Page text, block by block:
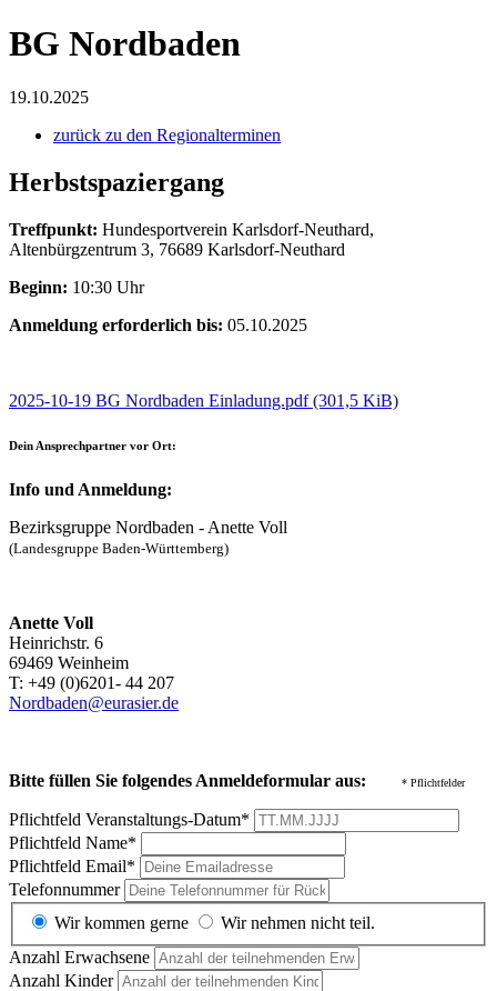
BG Nordbaden
19.10.2025
zurück zu den Regionalterminen
Herbstspaziergang
Treffpunkt: Hundesportverein Karlsdorf-Neuthard,
Altenbürgzentrum 3, 76689 Karlsdorf-Neuthard
Beginn: 10:30 Uhr
Anmeldung erforderlich bis: 05.10.2025
2025-10-19 BG Nordbaden Einladung.pdf(301,5 KiB)
Dein Ansprechpartner vor Ort:
Info und Anmeldung:
Bezirksgruppe Nordbaden - Anette Voll
(Landesgruppe Baden-Württemberg)
Anette Voll
Heinrichstr. 6
69469 Weinheim
T: +49 (0)6201- 44 207
Nordbaden@eurasier.de
Bitte füllen Sie folgendes Anmeldeformular aus: * Pflichtfelder
Pflichtfeld Veranstaltungs-Datum*
Pflichtfeld Name*
Pflichtfeld Email*
Telefonnummer
Wir kommen gerne
Wir nehmen nicht teil.
Anzahl Erwachsene
Anzahl Kinder